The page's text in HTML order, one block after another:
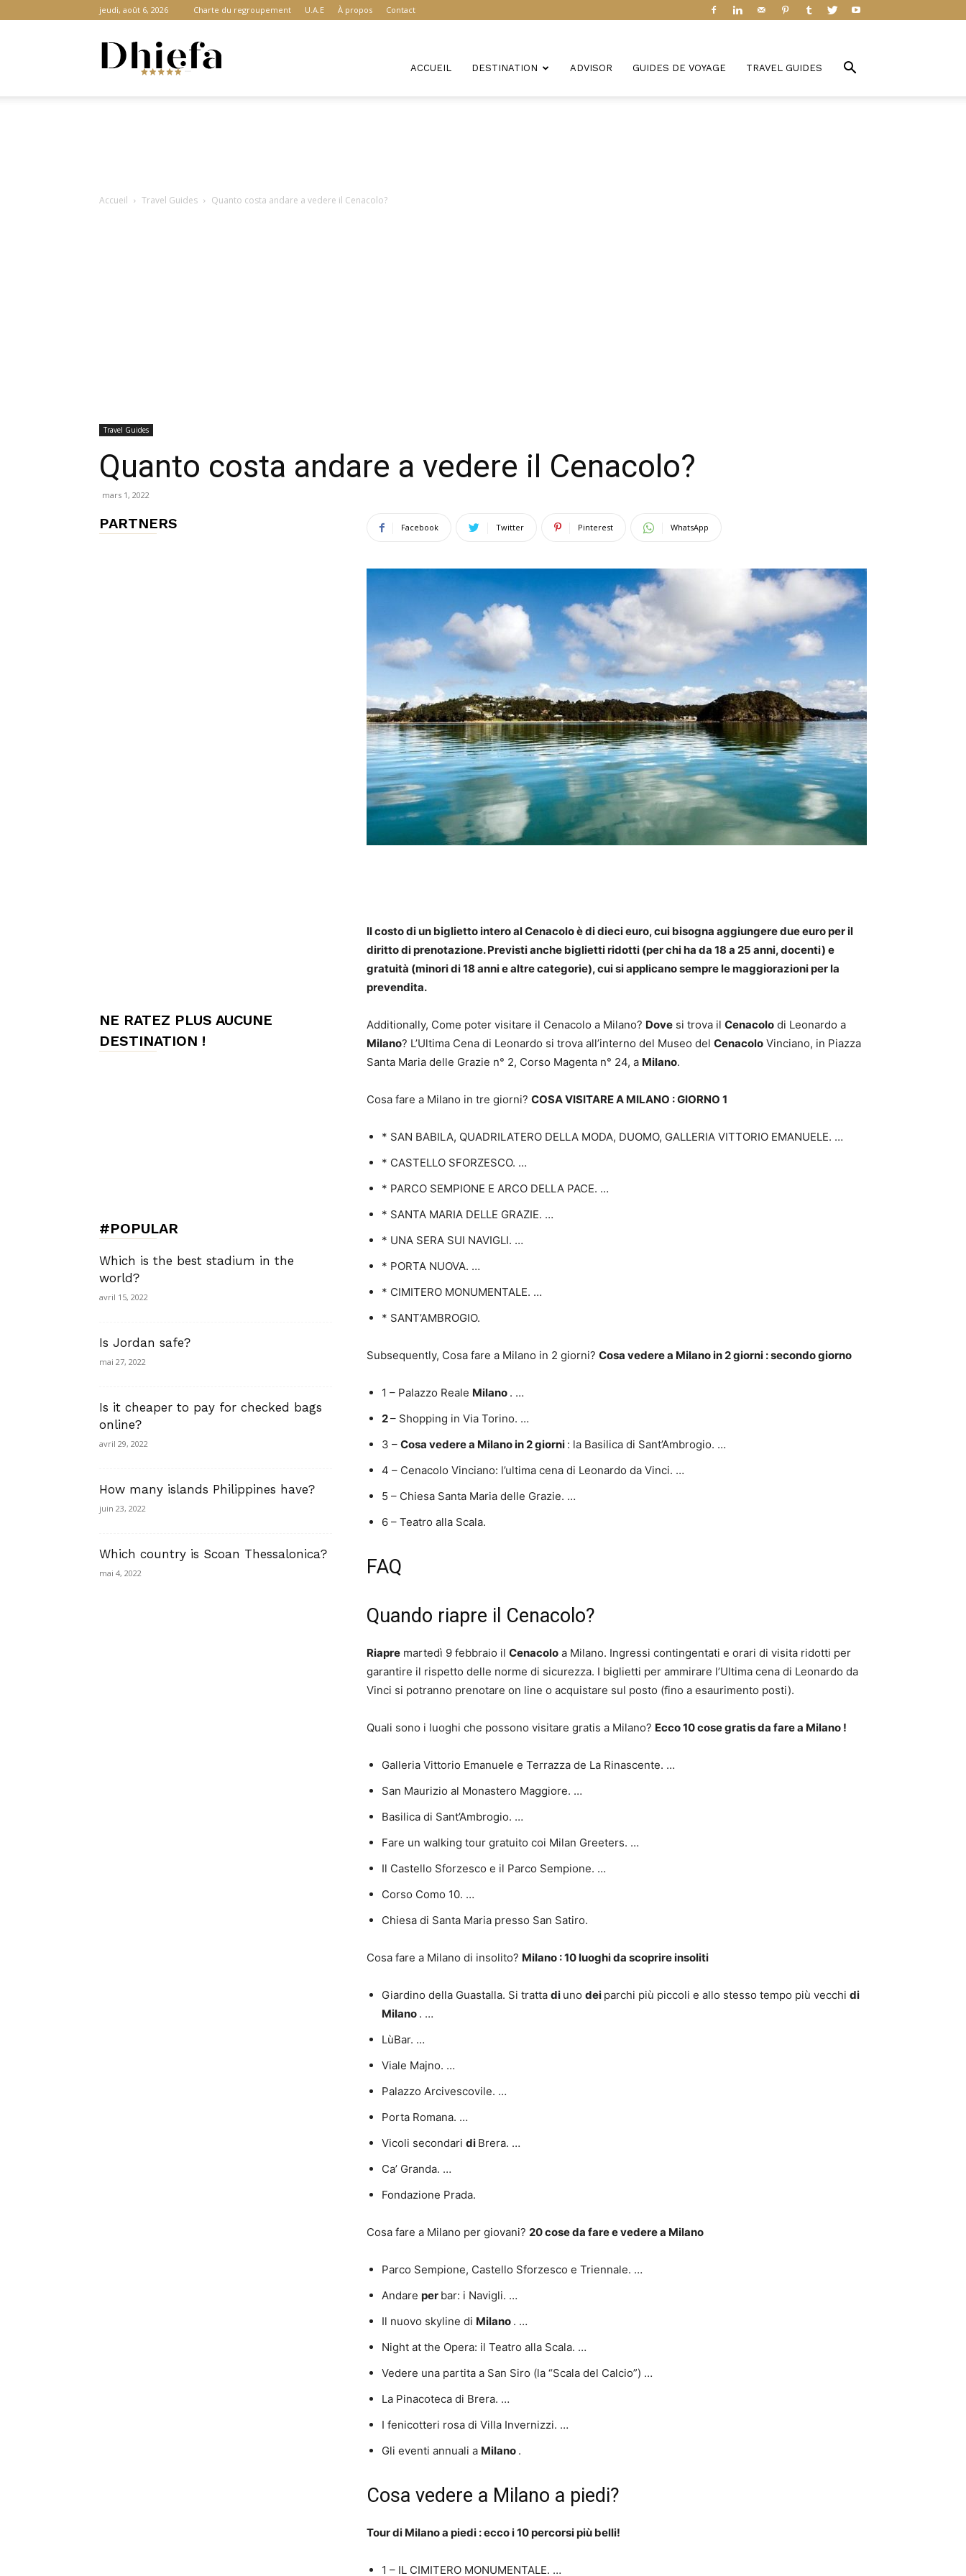
jeudi, août 6, 2026 Charte du regroupement U.A.E À propos Contact
ACCUEIL DESTINATION ADVISOR GUIDES DE VOYAGE TRAVEL GUIDES
Accueil Travel Guides Quanto costa andare a vedere il Cenacolo?
Travel Guides
Quanto costa andare a vedere il Cenacolo?
mars 1, 2022
Facebook Twitter Pinterest WhatsApp
Il costo di un biglietto intero alCenacoloè di dieci euro, cui bisogna aggiungere due euro per il
diritto di prenotazione. Previsti anche biglietti ridotti (per chi ha da 18 a 25 anni, docenti) e
gratuità (minori di 18 anni e altre categorie), cui si applicano sempre le maggiorazioni per la
prevendita.
Additionally, Come poter visitare il Cenacolo a Milano? Dove si trova il Cenacolo di Leonardo a
Milano? L’Ultima Cena di Leonardo si trova all’interno del Museo del Cenacolo Vinciano, in Piazza
Santa Maria delle Grazie n° 2, Corso Magenta n° 24, a Milano.
Cosa fare a Milano in tre giorni? COSA VISITARE A MILANO :GIORNO 1
* SAN BABILA, QUADRILATERO DELLA MODA, DUOMO, GALLERIA VITTORIO EMANUELE. …
* CASTELLO SFORZESCO. …
* PARCO SEMPIONE E ARCO DELLA PACE. …
* SANTA MARIA DELLE GRAZIE. …
* UNA SERA SUI NAVIGLI. …
* PORTA NUOVA. …
* CIMITERO MONUMENTALE. …
* SANT’AMBROGIO.
Subsequently, Cosa fare a Milano in 2 giorni? Cosa vedere a Milano in 2 giorni : secondogiorno
1 – Palazzo Reale Milano . …
2– Shopping in Via Torino. …
3 – Cosa vedere a Milano in 2 giorni : la Basilica di Sant’Ambrogio. …
4 – Cenacolo Vinciano: l’ultima cena di Leonardo da Vinci. …
5 – Chiesa Santa Maria delle Grazie. …
6 – Teatro alla Scala.
FAQ
Quando riapre il Cenacolo?
Riapre martedì 9 febbraio il Cenacolo a Milano. Ingressi contingentati e orari di visita ridotti per
garantire il rispetto delle norme di sicurezza. I biglietti per ammirare l’Ultima cena di Leonardo da
Vinci si potranno prenotare on line o acquistare sul posto (fino a esaurimento posti).
Quali sono i luoghi che possono visitare gratis a Milano? Ecco 10 cosegratisda fare a Milano !
Galleria Vittorio Emanuele e Terrazza de La Rinascente. …
San Maurizio al Monastero Maggiore. …
Basilica di Sant’Ambrogio. …
Fare un walking tour gratuito coi Milan Greeters. …
Il Castello Sforzesco e il Parco Sempione. …
Corso Como 10. …
Chiesa di Santa Maria presso San Satiro.
Cosa fare a Milano di insolito? Milano : 10 luoghi da scoprireinsoliti
Giardino della Guastalla. Si tratta di uno dei parchi più piccoli e allo stesso tempo più vecchi di
Milano . …
LùBar. …
Viale Majno. …
Palazzo Arcivescovile. …
Porta Romana. …
Vicoli secondari di Brera. …
Ca’ Granda. …
Fondazione Prada.
Cosa fare a Milano per giovani? 20cose da fareevedere a Milano
Parco Sempione, Castello Sforzesco e Triennale. …
Andare per bar: i Navigli. …
Il nuovo skyline di Milano . …
Night at the Opera: il Teatro alla Scala. …
Vedere una partita a San Siro (la “Scala del Calcio”) …
La Pinacoteca di Brera. …
I fenicotteri rosa di Villa Invernizzi. …
Gli eventi annuali a Milano .
Cosa vedere a Milano a piedi?
Tour di Milano a piedi : ecco i 10 percorsi più belli!
1 – IL CIMITERO MONUMENTALE. …
PARTNERS
NE RATEZ PLUS AUCUNE
DESTINATION !
#POPULAR
Which is the best stadium in the
world?
avril 15, 2022
Is Jordan safe?
mai 27, 2022
Is it cheaper to pay for checked bags
online?
avril 29, 2022
How many islands Philippines have?
juin 23, 2022
Which country is Scoan Thessalonica?
mai 4, 2022